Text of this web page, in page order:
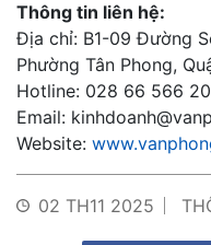
Thông tin liên hệ:
Địa chỉ: B1-09 Đường
Phường Tân Phong,
Hotline: 028 66 566
Email:
Website:
02 TH11 2025